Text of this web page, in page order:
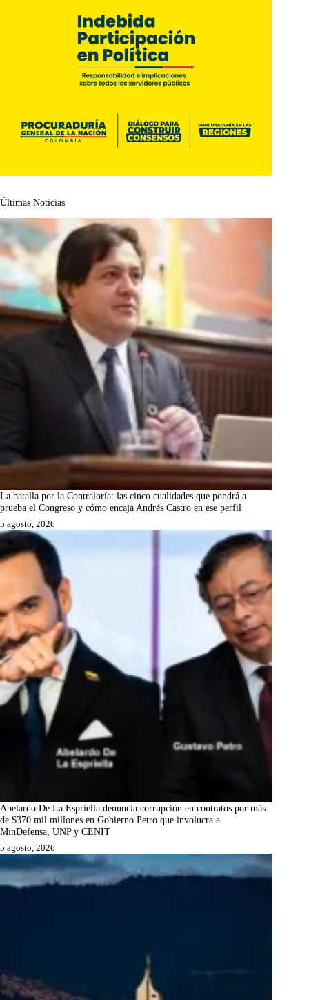
Últimas Noticias
La batalla por la Contraloría: las cinco cualidades que pondrá a
prueba el Congreso y cómo encaja Andrés Castro en ese perfil
5 agosto, 2026
Abelardo De La Espriella denuncia corrupción en contratos por más
de $370 mil millones en Gobierno Petro que involucra a
MinDefensa, UNP y CENIT
5 agosto, 2026